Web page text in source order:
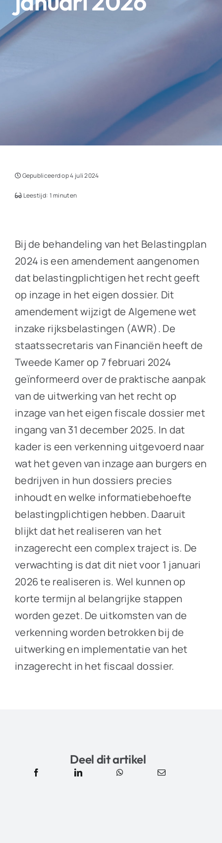
Gepubliceerd op 4 juli 2024
Leestijd: 1 minuten
Bij de behandeling van het Belastingplan
2024 is een amendement aangenomen
dat belastingplichtigen het recht geeft
op inzage in het eigen dossier. Dit
amendement wijzigt de Algemene wet
inzake rijksbelastingen (AWR). De
staatssecretaris van Financiën heeft de
Tweede Kamer op 7 februari 2024
geïnformeerd over de praktische aanpak
van de uitwerking van het recht op
inzage van het eigen fiscale dossier met
ingang van 31 december 2025. In dat
kader is een verkenning uitgevoerd naar
wat het geven van inzage aan burgers en
bedrijven in hun dossiers precies
inhoudt en welke informatiebehoefte
belastingplichtigen hebben. Daaruit
blijkt dat het realiseren van het
inzagerecht een complex traject is. De
verwachting is dat dit niet voor 1 januari
2026 te realiseren is. Wel kunnen op
korte termijn al belangrijke stappen
worden gezet. De uitkomsten van de
verkenning worden betrokken bij de
uitwerking en implementatie van het
inzagerecht in het fiscaal dossier.
Deel dit artikel